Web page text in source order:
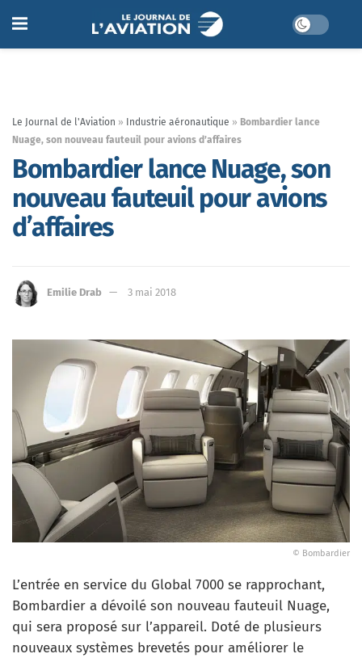
Le Journal de l'Aviation » Industrie aéronautique » Bombardier lance
Nuage, son nouveau fauteuil pour avions d’affaires
Bombardier lance Nuage, son
nouveau fauteuil pour avions
d’affaires
Emilie Drab 3 mai 2018
© Bombardier
L’entrée en service du Global 7000 se rapprochant,
Bombardier a dévoilé son nouveau fauteuil Nuage,
qui sera proposé sur l’appareil. Doté de plusieurs
nouveaux systèmes brevetés pour améliorer le